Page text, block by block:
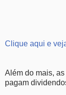
Clique aqui e
Além do mais,
pagam